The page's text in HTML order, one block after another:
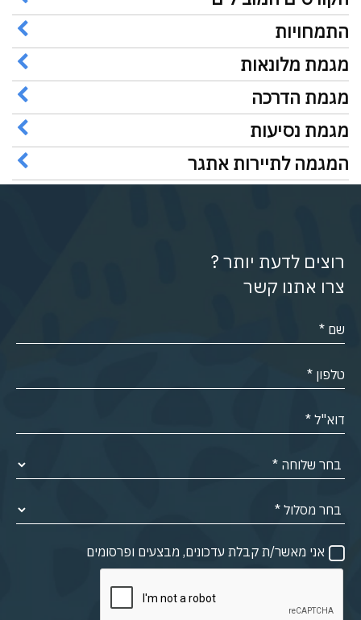
התמחויות
מגמת מלונאות
מגמת הדרכה
מגמת נסיעות
המגמה לתיירות אתגר
רוצים לדעת יותר ?
צרו אתנו קשר
אני מאשר/ת קבלת עדכונים, מבצעים ופרסומים